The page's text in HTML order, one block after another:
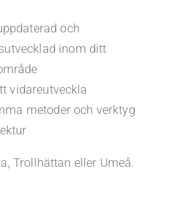
och
inom ditt
vidareutveckla
metoder och verktyg
Trollhättan eller Umeå.